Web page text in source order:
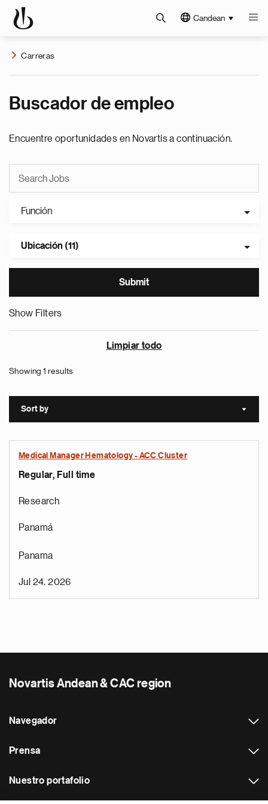
Candean
Carreras
Buscador de empleo
Encuentre oportunidades en Novartis a continuación.
Función
Ubicación (11)
Show Filters
Limpiar todo
Showing 1 results
Sort by Sort
Medical Manager Hematology - ACC Cluster
Regular, Full time
Research
Panamá
Panama
Jul 24, 2026
Novartis Andean & CAC region
Navegador
Prensa
Nuestro portafolio